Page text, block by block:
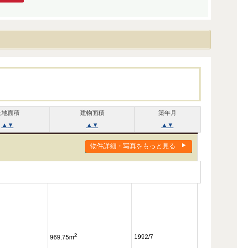
地面積 建物面積
築年月
▲ ▼ ▲ ▼ ▲ ▼
物件詳細・写真をもっと見る
969.75m2 1992/7